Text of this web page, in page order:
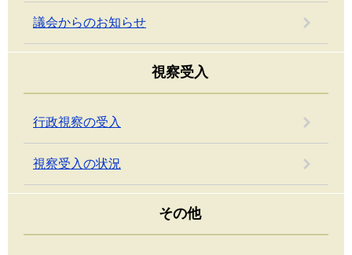
議会からのお知らせ
視察受入
行政視察の受入
視察受入の状況
その他